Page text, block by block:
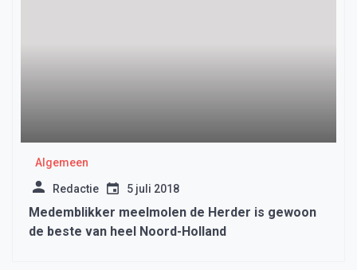
Algemeen
Redactie 5 juli 2018
Medemblikker meelmolen de Herder is gewoon
de beste van heel Noord-Holland